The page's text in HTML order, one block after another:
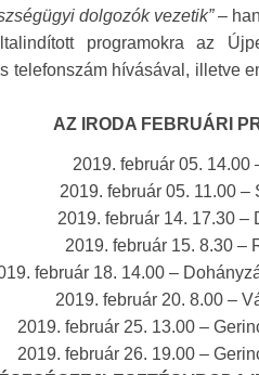
dolgozók vezetik”–
programokra az
telefonszám hívásával, illetve
AZ IRODA FEBRUÁRI
2019. február 05. 14.00
2019. február 05. 11.00 –
2019. február 14. 17.30 –
2019. február 15. 8.30 –
február 18. 14.00 –
2019. február 20. 8.00 –
2019. február 25. 13.00 –
2019. február 26. 19.00 –